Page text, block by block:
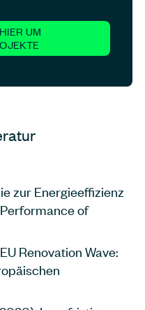
UM
zur Energieeffizienz
of
Renovation Wave: